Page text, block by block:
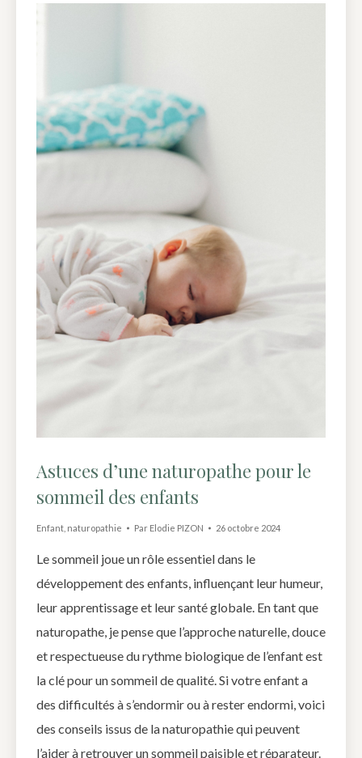
Astuces d’une naturopathe pour le
sommeil des enfants
Enfant naturopathie Par Elodie PIZON 26 octobre 2024
Le sommeil joue un rôle essentiel dans le
développement des enfants, influençant leur humeur,
leur apprentissage et leur santé globale. En tant que
naturopathe, je pense que l’approche naturelle, douce
et respectueuse du rythme biologique de l’enfant est
la clé pour un sommeil de qualité. Si votre enfant a
des difficultés à s’endormir ou à rester endormi, voici
des conseils issus de la naturopathie qui peuvent
l’aider à retrouver un sommeil paisible et réparateur.